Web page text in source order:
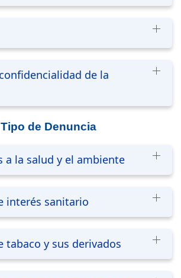
de la
Tipo de Denuncia
a la salud y el ambiente
interés sanitario
tabaco y sus derivados